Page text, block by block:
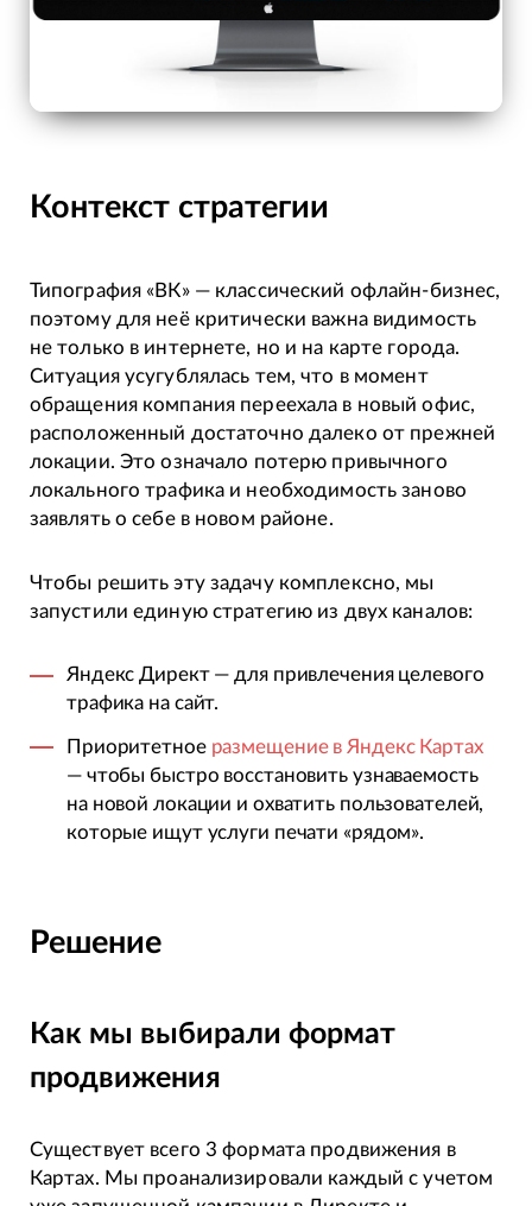
Контекст стратегии
Типография «ВК» — классический офлайн-бизнес,
поэтому для неё критически важна видимость
не только в интернете, но и на карте города.
Ситуация усугублялась тем, что в момент
обращения компания переехала в новый офис,
расположенный достаточно далеко от прежней
локации. Это означало потерю привычного
локального трафика и необходимость заново
заявлять о себе в новом районе.
Чтобы решить эту задачу комплексно, мы
запустили единую стратегию из двух каналов:
Яндекс Директ — для привлечения целевого
трафика на сайт.
Приоритетное размещение в Яндекс Картах
— чтобы быстро восстановить узнаваемость
на новой локации и охватить пользователей,
которые ищут услуги печати «рядом».
Решение
Как мы выбирали формат
продвижения
Существует всего 3 формата продвижения в
Картах. Мы проанализировали каждый с учетом